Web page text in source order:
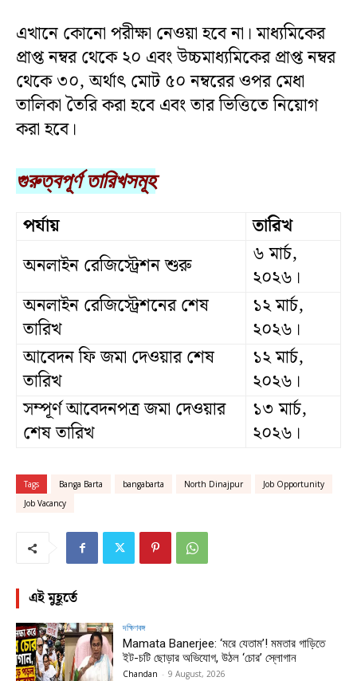
এখানে কোনো পরীক্ষা নেওয়া হবে না। মাধ্যমিকের
প্রাপ্ত নম্বর থেকে ২০ এবং উচ্চমাধ্যমিকের প্রাপ্ত নম্বর
থেকে ৩০, অর্থাৎ মোট ৫০ নম্বরের ওপর মেধা
তালিকা তৈরি করা হবে এবং তার ভিত্তিতে নিয়োগ
করা হবে।
গুরুত্বপূর্ণ তারিখসমূহ
পর্যায়
তারিখ
অনলাইন রেজিস্ট্রেশন শুরু
৬ মার্চ,
২০২৬।
অনলাইন রেজিস্ট্রেশনের শেষ
তারিখ
১২ মার্চ,
২০২৬।
আবেদন ফি জমা দেওয়ার শেষ
তারিখ
১২ মার্চ,
২০২৬।
সম্পূর্ণ আবেদনপত্র জমা দেওয়ার
শেষ তারিখ
১৩ মার্চ,
২০২৬।
Tags Banga Barta bangabarta North Dinajpur
Job Opportunity
Job Vacancy
এই মুহূর্তে
দক্ষিণবঙ্গ
Mamata Banerjee: ‘মরে যেতাম’! মমতার গাড়িতে
ইট-চটি ছোড়ার অভিযোগ, উঠল ‘চোর’ স্লোগান
Chandan - 9 August, 2026